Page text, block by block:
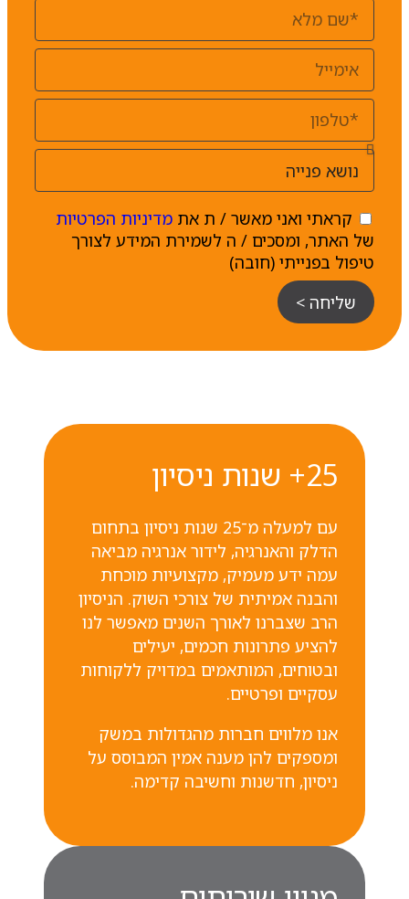
קראתי ואני מאשר / ת אתמדיניות הפרטיות
של האתר, ומסכים / ה לשמירת המידע לצורך
טיפול בפנייתי (חובה)
שליחה >
25+ שנות ניסיון
עם למעלה מ־25 שנות ניסיון בתחום
הדלק והאנרגיה, לידור אנרגיה מביאה
עמה ידע מעמיק, מקצועיות מוכחת
והבנה אמיתית של צורכי השוק. הניסיון
הרב שצברנו לאורך השנים מאפשר לנו
להציע פתרונות חכמים, יעילים
ובטוחים, המותאמים במדויק ללקוחות
עסקיים ופרטיים.
אנו מלווים חברות מהגדולות במשק
ומספקים להן מענה אמין המבוסס על
ניסיון, חדשנות וחשיבה קדימה.